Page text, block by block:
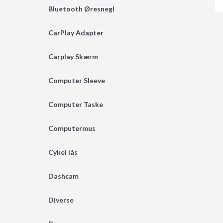
Bluetooth Øresnegl
CarPlay Adapter
Carplay Skærm
Computer Sleeve
Computer Taske
Computermus
Cykel lås
Dashcam
Diverse